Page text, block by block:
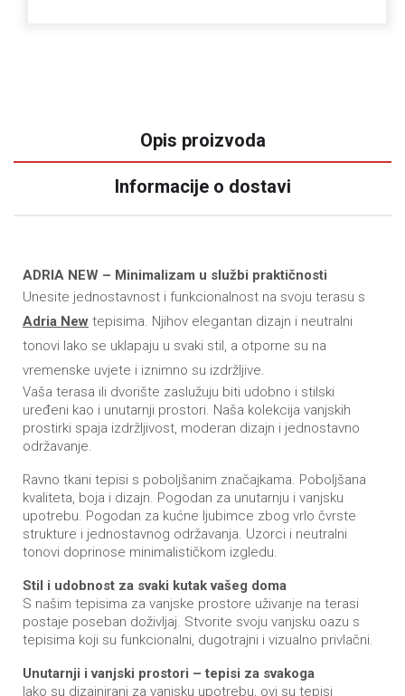
Opis proizvoda
Informacije o dostavi
ADRIA NEW – Minimalizam u službi praktičnosti
Unesite jednostavnost i funkcionalnost na svoju terasu s
Adria New tepisima. Njihov elegantan dizajn i neutralni
tonovi lako se uklapaju u svaki stil, a otporne su na
vremenske uvjete i iznimno su izdržljive.
Vaša terasa ili dvorište zaslužuju biti udobno i stilski
uređeni kao i unutarnji prostori. Naša kolekcija vanjskih
prostirki spaja izdržljivost, moderan dizajn i jednostavno
održavanje.
Ravno tkani tepisi s poboljšanim značajkama. Poboljšana
kvaliteta, boja i dizajn. Pogodan za unutarnju i vanjsku
upotrebu. Pogodan za kućne ljubimce zbog vrlo čvrste
strukture i jednostavnog održavanja. Uzorci i neutralni
tonovi doprinose minimalističkom izgledu.
Stil i udobnost za svaki kutak vašeg doma
S našim tepisima za vanjske prostore uživanje na terasi
postaje poseban doživljaj. Stvorite svoju vanjsku oazu s
tepisima koji su funkcionalni, dugotrajni i vizualno privlačni.
Unutarnji i vanjski prostori – tepisi za svakoga
Iako su dizajnirani za vanjsku upotrebu, ovi su tepisi